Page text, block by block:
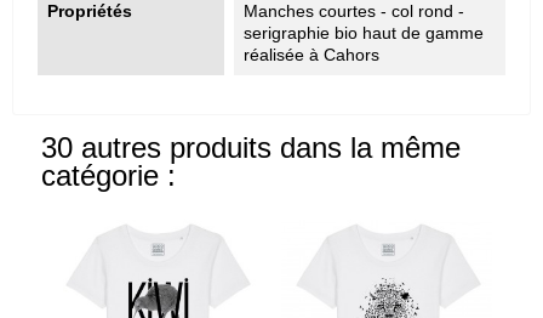
Propriétés
Manches courtes - col rond -
serigraphie bio haut de gamme
réalisée à Cahors
30 autres produits dans la même
catégorie :